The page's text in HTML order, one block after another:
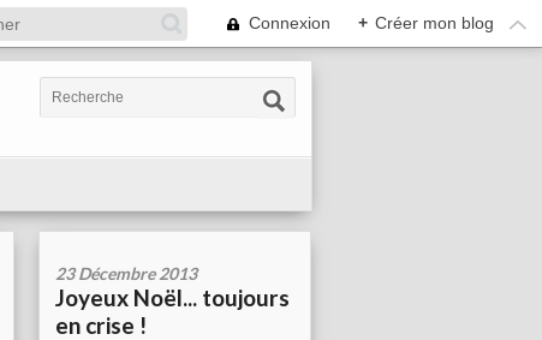
Connexion + Créer mon blog
23 Décembre 2013
Joyeux Noël... toujours
en crise !